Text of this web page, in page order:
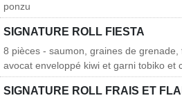
ponzu
SIGNATURE ROLL FIESTA
8 pièces - saumon, graines de
avocat enveloppé kiwi et garni tobiko et
SIGNATURE ROLL FRAIS ET